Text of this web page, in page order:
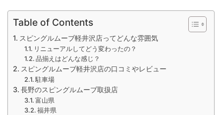
Table of Contents
スピングルムーブ軽井沢店ってどんな雰囲気
リニューアルしてどう変わったの？
品揃えはどんな感じ？
スピングルムーブ軽井沢店の口コミやレビュー
駐車場
長野のスピングルムーブ取扱店
富山県
福井県